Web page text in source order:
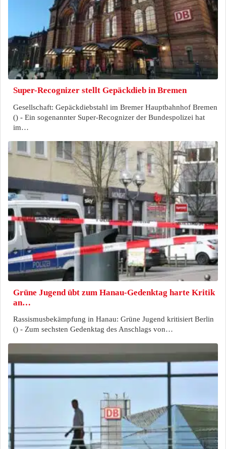
Super-Recognizer stellt Gepäckdieb in Bremen
Gesellschaft: Gepäckdiebstahl im Bremer Hauptbahnhof Bremen
() - Ein sogenannter Super-Recognizer der Bundespolizei hat
im…
Grüne Jugend übt zum Hanau-Gedenktag harte Kritik
an…
Rassismusbekämpfung in Hanau: Grüne Jugend kritisiert Berlin
() - Zum sechsten Gedenktag des Anschlags von…